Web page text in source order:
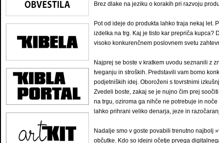
Brez dlake na jeziku o korakih pri razvoju
Pot od ideje do produkta lahko traja nekaj let.
izdelka na trg. Kaj je tisto kar prepriča kupca?
visoko konkurenčnem poslovnem svetu
Najprej se boste v kratkem uvodu seznanili z
tveganju in stroških. Predstavili vam bomo
podjetniških idej. Oboroženi s tovrstnimi
Zvedeli boste, zakaj se je nujno čim prej
na trgu, oziroma ga nihče ne potrebuje in
lahko prihrani veliko denarja, jeze in
Nadalje smo v goste povabili trenutno najbolj
občutke. Kdo so idejni očetje prvega